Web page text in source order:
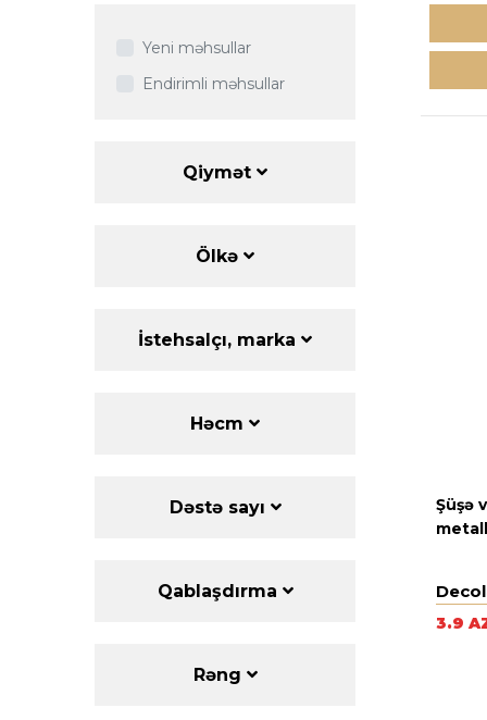
Yeni məhsullar
Endirimli məhsullar
Qiymət
Ölkə
İstehsalçı, marka
Həcm
Dəstə sayı
Qablaşdırma
Rəng
Şüşə
3.9